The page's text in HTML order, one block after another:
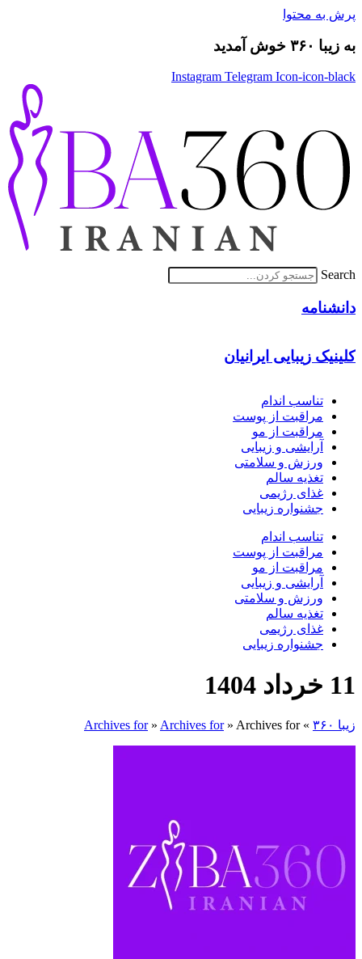
پرش به محتوا
به زیبا ۳۶۰ خوش آمدید
Instagram Telegram Icon-icon-black
Search
دانشنامه
کلینیک زیبایی ایرانیان
تناسب اندام
مراقبت از پوست
مراقبت از مو
آرایشی و زیبایی
ورزش و سلامتی
تغذیه سالم
غذای رژیمی
جشنواره زیبایی
تناسب اندام
مراقبت از پوست
مراقبت از مو
آرایشی و زیبایی
ورزش و سلامتی
تغذیه سالم
غذای رژیمی
جشنواره زیبایی
11 خرداد 1404
زیبا ۳۶۰ »
Archives for» Archives for» Archives for